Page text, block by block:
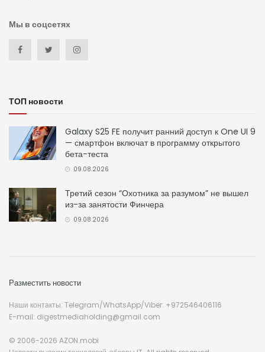
Мы в соцсетях
ТОП новости
Galaxy S25 FE получит ранний доступ к One UI 9
— смартфон включат в программу открытого
бета-теста
09.08.2026
Третий сезон “Охотника за разумом” не вышел
из-за занятости Финчера
09.08.2026
Разместить новости
Наши контакты: Telegram/WhatsApp/Viber: +972546406116
E-mail: digestmediaholding@gmail.com
© 2006-2026 AZON.mobi